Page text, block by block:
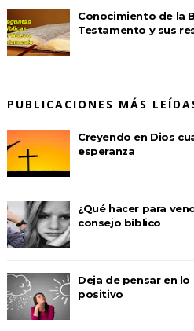
Conocimiento de la
Testamento y sus
PUBLICACIONES MÁS
Creyendo en Dios
esperanza
¿Qué hacer para
consejo bíblico
Deja de pensar en
positivo